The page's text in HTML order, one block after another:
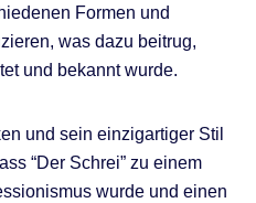
Formen und
was dazu beitrug,
und bekannt wurde.
und sein einzigartiger Stil
“Der Schrei” zu einem
wurde und einen